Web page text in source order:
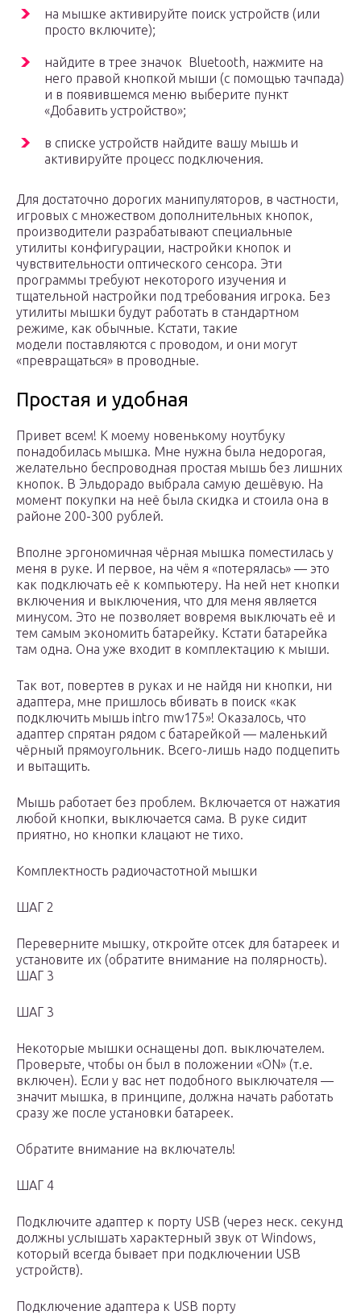
на мышке активируйте поиск устройств (или
просто включите);
найдите в трее значок Bluetooth, нажмите на
него правой кнопкой мыши (с помощью тачпада)
и в появившемся меню выберите пункт
«Добавить устройство»;
в списке устройств найдите вашу мышь и
активируйте процесс подключения.
Для достаточно дорогих манипуляторов, в частности,
игровых с множеством дополнительных кнопок,
производители разрабатывают специальные
утилиты конфигурации, настройки кнопок и
чувствительности оптического сенсора. Эти
программы требуют некоторого изучения и
тщательной настройки под требования игрока. Без
утилиты мышки будут работать в стандартном
режиме, как обычные. Кстати, такие
модели поставляются с проводом, и они могут
«превращаться» в проводные.
Простая и удобная
Привет всем! К моему новенькому ноутбуку
понадобилась мышка. Мне нужна была недорогая,
желательно беспроводная простая мышь без лишних
кнопок. В Эльдорадо выбрала самую дешёвую. На
момент покупки на неё была скидка и стоила она в
районе 200-300 рублей.
Вполне эргономичная чёрная мышка поместилась у
меня в руке. И первое, на чём я «потерялась» — это
как подключать её к компьютеру. На ней нет кнопки
включения и выключения, что для меня является
минусом. Это не позволяет вовремя выключать её и
тем самым экономить батарейку. Кстати батарейка
там одна. Она уже входит в комплектацию к мыши.
Так вот, повертев в руках и не найдя ни кнопки, ни
адаптера, мне пришлось вбивать в поиск «как
подключить мышь intro mw175»! Оказалось, что
адаптер спрятан рядом с батарейкой — маленький
чёрный прямоугольник. Всего-лишь надо подцепить
и вытащить.
Мышь работает без проблем. Включается от нажатия
любой кнопки, выключается сама. В руке сидит
приятно, но кнопки клацают не тихо.
Комплектность радиочастотной мышки
ШАГ 2
Переверните мышку, откройте отсек для батареек и
установите их (обратите внимание на полярность).
ШАГ 3
ШАГ 3
Некоторые мышки оснащены доп. выключателем.
Проверьте, чтобы он был в положении «ON» (т.е.
включен). Если у вас нет подобного выключателя —
значит мышка, в принципе, должна начать работать
сразу же после установки батареек.
Обратите внимание на включатель!
ШАГ 4
Подключите адаптер к порту USB (через неск. секунд
должны услышать характерный звук от Windows,
который всегда бывает при подключении USB
устройств).
Подключение адаптера к USB порту